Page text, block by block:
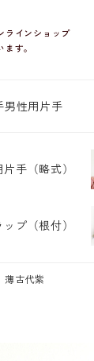
ラインショップ
す。
男性用片手
片手 （略式）
ップ （根付）
薄古代紫